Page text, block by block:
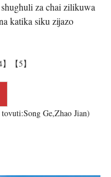
za chai zilikuwa
katika siku zijazo
【5】
Ge,Zhao Jian)